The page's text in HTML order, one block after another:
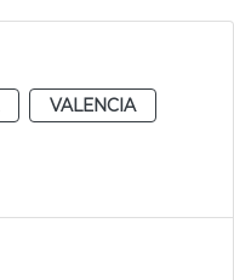
VALENCIA